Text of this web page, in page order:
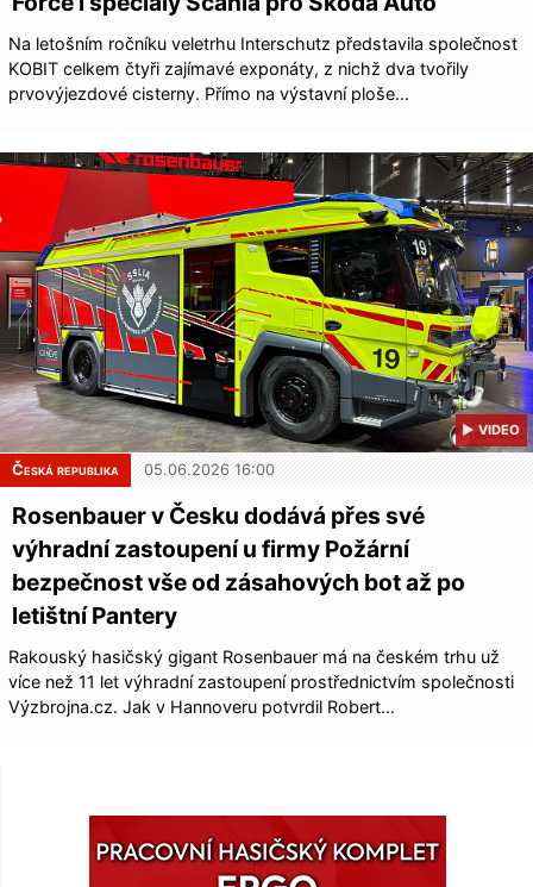
Na letošním ročníku veletrhu Interschutz představila společnost
KOBIT celkem čtyři zajímavé exponáty, z nichž dva tvořily
prvovýjezdové cisterny. Přímo na výstavní ploše…
▶ VIDEO
Česká republika 05.06.2026 16:00
Rosenbauer v Česku dodává přes své
výhradní zastoupení u firmy Požární
bezpečnost vše od zásahových bot až po
letištní Pantery
Rakouský hasičský gigant Rosenbauer má na českém trhu už
více než 11 let výhradní zastoupení prostřednictvím společnosti
Výzbrojna.cz. Jak v Hannoveru potvrdil Robert…